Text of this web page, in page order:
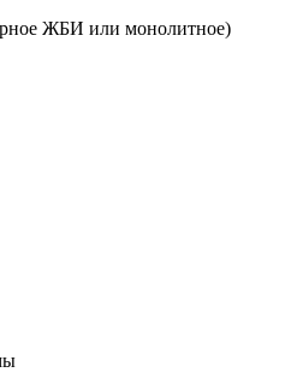
ЖБИ или монолитное)